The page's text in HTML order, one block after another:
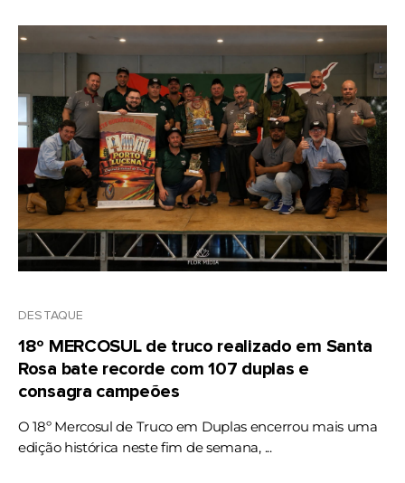
DESTAQUE
18º MERCOSUL de truco realizado em Santa
Rosa bate recorde com 107 duplas e
consagra campeões
O 18º Mercosul de Truco em Duplas encerrou mais uma
edição histórica neste fim de semana, ...